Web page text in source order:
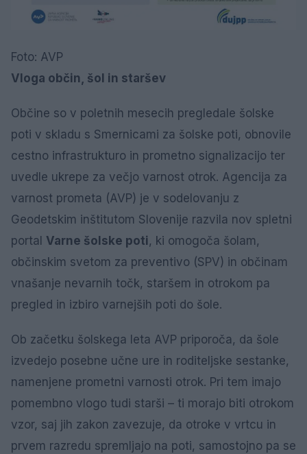
Foto: AVP
Vloga občin, šol in staršev
Občine so v poletnih mesecih pregledale šolske
poti v skladu s Smernicami za šolske poti, obnovile
cestno infrastrukturo in prometno signalizacijo ter
uvedle ukrepe za večjo varnost otrok. Agencija za
varnost prometa (AVP) je v sodelovanju z
Geodetskim inštitutom Slovenije razvila nov spletni
portal Varne šolske poti, ki omogoča šolam,
občinskim svetom za preventivo (SPV) in občinam
vnašanje nevarnih točk, staršem in otrokom pa
pregled in izbiro varnejših poti do šole.
Ob začetku šolskega leta AVP priporoča, da šole
izvedejo posebne učne ure in roditeljske sestanke,
namenjene prometni varnosti otrok. Pri tem imajo
pomembno vlogo tudi starši – ti morajo biti otrokom
vzor, saj jih zakon zavezuje, da otroke v vrtcu in
prvem razredu spremljajo na poti, samostojno pa se